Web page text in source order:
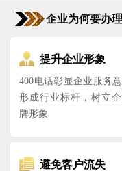
企业为何要办
提升企业形象
400电话彰显企业服务意
形成行业标杆，树立
牌形象
避免客户流失